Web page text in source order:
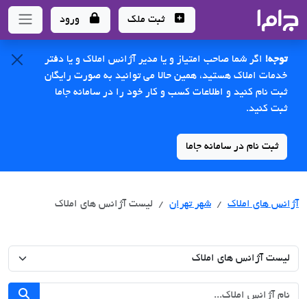
- سامانه جامع املاک و مشاورین املاک
ثبت ملک ورود
توجه! اگر شما صاحب امتیاز و یا مدیر آژانس املاک و یا دفتر
خدمات املاک هستید، همین حالا می توانید به صورت رایگان
ثبت نام کنید و اطلاعات کسب و کار خود را در سامانه جاما
ثبت کنید.
ثبت نام در سامانه جاما
آژانس های املاک شهر تهران لیست آژانس های املاک